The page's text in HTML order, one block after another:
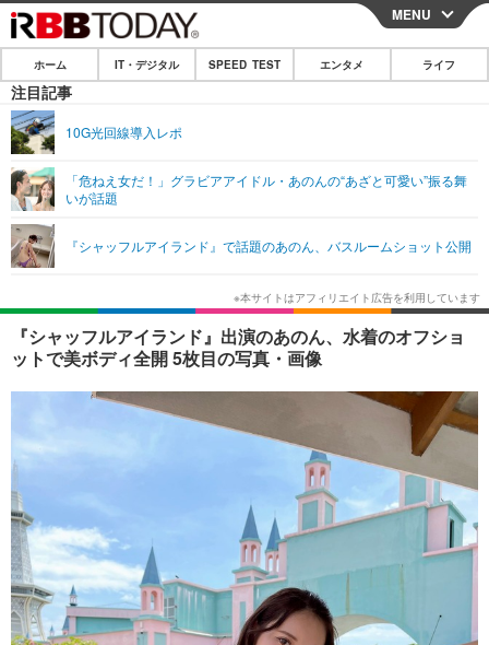
CLOSE
ホーム
IT・デジタル
ネタ
ショッピング その他
SPEED TEST
エンタメ
エンタメTOP 映画・ドラマ
韓国・芸能
音楽 スポーツ
ライフ
ライフTOP グルメ
ペット ショッピング
その他
リリース一覧
プッシュ通知の停止方法
MENU
ホーム IT・デジタル SPEED TEST エンタメ ライフ
注目記事
10G光回線導入レポ
「危ねえ女だ！」グラビアアイドル・あのんの“あざと可愛い”振る舞
いが話題
『シャッフルアイランド』で話題のあのん、バスルームショット公開
『シャッフルアイランド』出演のあのん、水着のオフショ
ットで美ボディ全開 5枚目の写真・画像